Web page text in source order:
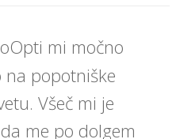
mi močno
na popotniške
Všeč mi je
me po dolgem